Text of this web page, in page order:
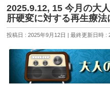
2025.9.12, 15 今月の大
肝硬変に対する再生療法
投稿日 : 2025年9月12日 最終更新日時 :